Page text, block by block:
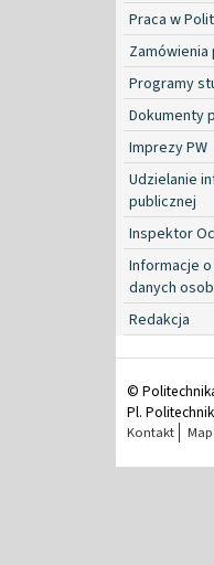
Praca w
Zamówienia
Programy
Dokumenty
Imprezy PW
Udzielanie
publicznej
Inspektor
Informacje
danych
Redakcja
©
Pl.
Kontakt